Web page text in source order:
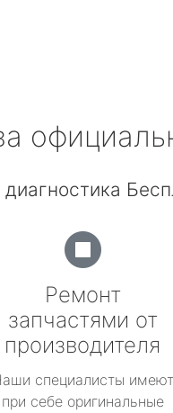
Ремонт
запчастями от
производителя
специалисты имеют
при себе оригинальные